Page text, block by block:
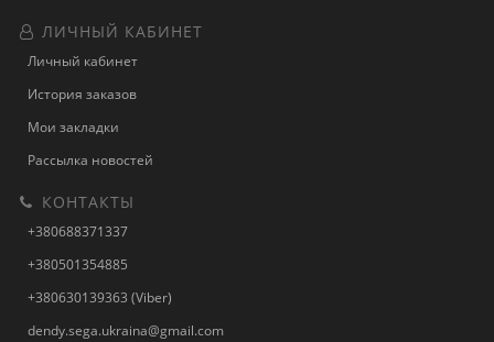
ЛИЧНЫЙ КАБИНЕТ
Личный кабинет
История заказов
Мои закладки
Рассылка новостей
КОНТАКТЫ
+380688371337
+380501354885
+380630139363 (Viber)
dendy.sega.ukraina@gmail.com